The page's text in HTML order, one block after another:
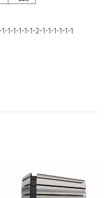
1-1-1-1-1-2-1-1-1-1-1-1